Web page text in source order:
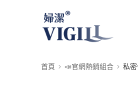
首頁 📣官網熱銷組合 私密